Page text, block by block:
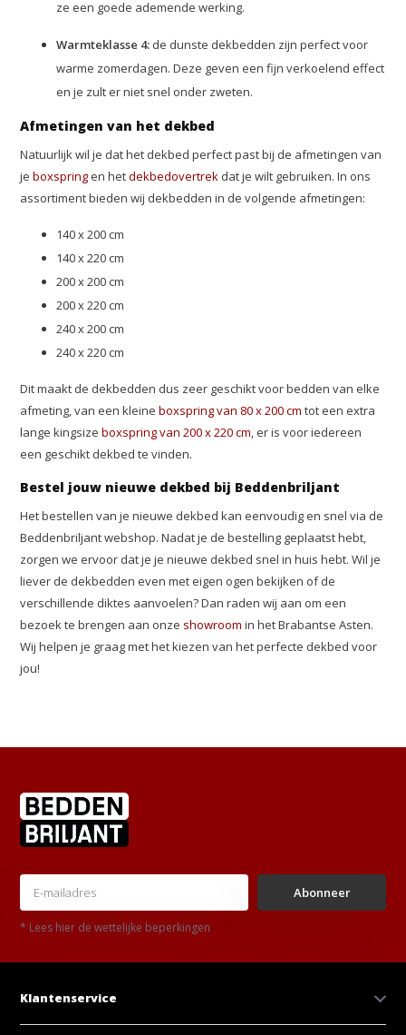
ze een goede ademende werking.
Warmteklasse 4: de dunste dekbedden zijn perfect voor
warme zomerdagen. Deze geven een fijn verkoelend effect
en je zult er niet snel onder zweten.
Afmetingen van het dekbed
Natuurlijk wil je dat het dekbed perfect past bij de afmetingen van
jeboxspring en hetdekbedovertrek dat je wilt gebruiken. In ons
assortiment bieden wij dekbedden in de volgende afmetingen:
140 x 200 cm
140 x 220 cm
200 x 200 cm
200 x 220 cm
240 x 200 cm
240 x 220 cm
Dit maakt de dekbedden dus zeer geschikt voor bedden van elke
afmeting, van een kleineboxspring van 80 x 200 cm tot een extra
lange kingsizeboxspring van 200 x 220 cm, er is voor iedereen
een geschikt dekbed te vinden.
Bestel jouw nieuwe dekbed bij Beddenbriljant
Het bestellen van je nieuwe dekbed kan eenvoudig en snel via de
Beddenbriljant webshop. Nadat je de bestelling geplaatst hebt,
zorgen we ervoor dat je je nieuwe dekbed snel in huis hebt. Wil je
liever de dekbedden even met eigen ogen bekijken of de
verschillende diktes aanvoelen? Dan raden wij aan om een
bezoek te brengen aan onze showroom in het Brabantse Asten.
Wij helpen je graag met het kiezen van het perfecte dekbed voor
jou!
Abonneer
* Lees hier de wettelijke beperkingen
Klantenservice